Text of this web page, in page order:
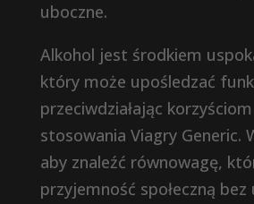
uboczne.
Alkohol jest środkiem
który może upośledzać
przeciwdziałając
stosowania Viagry Generic.
aby znaleźć równowagę,
przyjemność społeczną bez